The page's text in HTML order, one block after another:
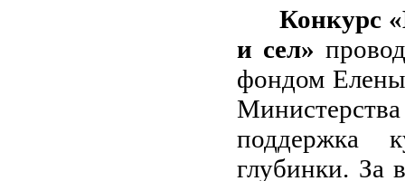
Конкурс
и сел»
фондом
поддержка
глубинки. За